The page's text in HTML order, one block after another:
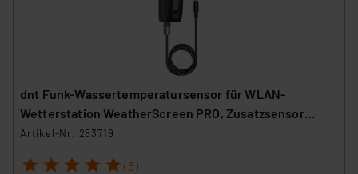
dnt Funk-Wassertemperatursensor für WLAN-
Wetterstation WeatherScreen PRO, Zusatzsensor
DNT000021
Artikel-Nr. 253719
1 2 3 4 5 (3)